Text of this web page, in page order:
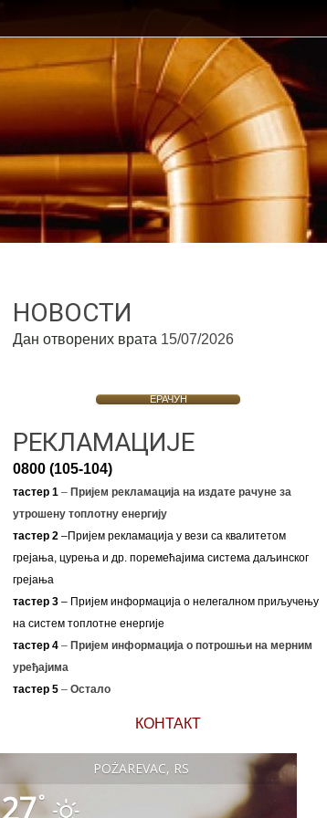
НОВОСТИ
Дан отворених врата 15/07/2026
ЕРАЧУН
РЕКЛАМАЦИЈЕ
0800 (105-104)
тастер 1–Пријем рекламација на издате рачуне за
утрошену топлотну енергију
тастер 2–Пријем рекламација у вези са квалитетом
грејања, цурења и др. поремећајима система даљинског
грејања
тастер 3– Пријем информација о нелегалном приључењу
на систем топлотне енергије
тастер 4 – Пријем информација о потрошњи на мерним
уређајима
тастер 5 – Остало
КОНТАКТ
POŽAREVAC, RS
27°